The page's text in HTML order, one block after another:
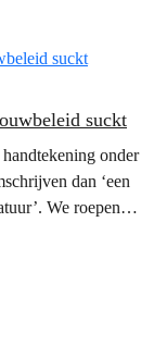
suckt
onder
dan ‘een
We roepen de